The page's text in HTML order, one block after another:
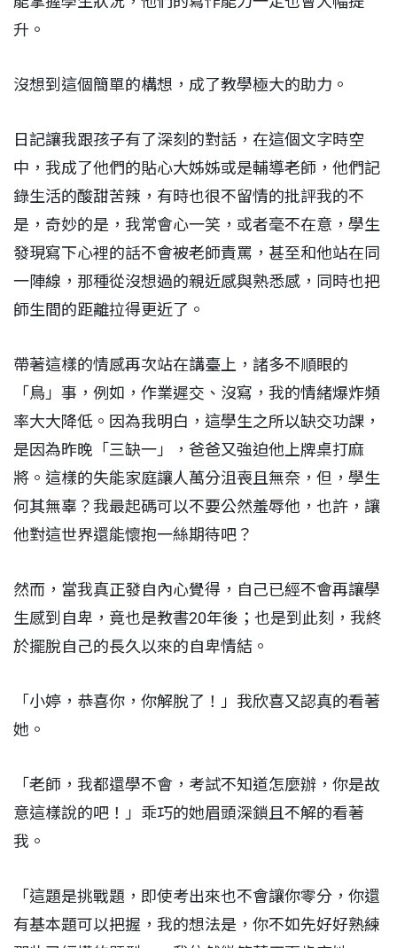
升。
沒想到這個簡單的構想，成了教學極大的助力。
日記讓我跟孩子有了深刻的對話，在這個文字時空
中，我成了他們的貼心大姊姊或是輔導老師，他們記
錄生活的酸甜苦辣，有時也很不留情的批評我的不
是，奇妙的是，我常會心一笑，或者毫不在意，學生
發現寫下心裡的話不會被老師責罵，甚至和他站在同
一陣線，那種從沒想過的親近感與熟悉感，同時也把
師生間的距離拉得更近了。
帶著這樣的情感再次站在講臺上，諸多不順眼的
「鳥」事，例如，作業遲交、沒寫，我的情緒爆炸頻
率大大降低。因為我明白，這學生之所以缺交功課，
是因為昨晚「三缺一」，爸爸又強迫他上牌桌打麻
將。這樣的失能家庭讓人萬分沮喪且無奈，但，學生
何其無辜？我最起碼可以不要公然羞辱他，也許，讓
他對這世界還能懷抱一絲期待吧？
然而，當我真正發自內心覺得，自己已經不會再讓學
生感到自卑，竟也是教書20年後；也是到此刻，我終
於擺脫自己的長久以來的自卑情結。
「小婷，恭喜你，你解脫了！」我欣喜又認真的看著
她。
「老師，我都還學不會，考試不知道怎麼辦，你是故
意這樣說的吧！」乖巧的她眉頭深鎖且不解的看著
我。
「這題是挑戰題，即使考出來也不會讓你零分，你還
有基本題可以把握，我的想法是，你不如先好好熟練